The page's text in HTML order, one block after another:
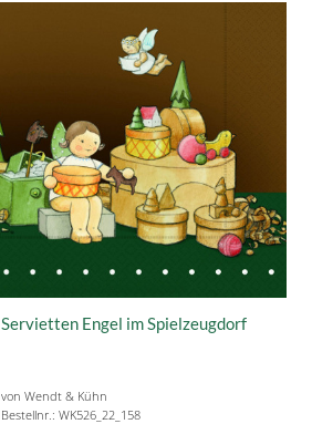
Servietten Engel im Spielzeugdorf
von Wendt & Kühn
Bestellnr.: WK526_22_158